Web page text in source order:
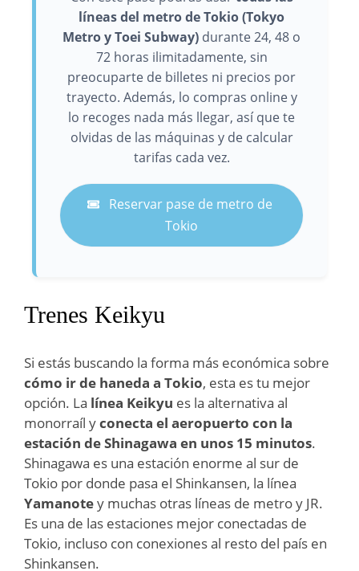
líneas del metro de Tokio (Tokyo
Metro y Toei Subway) durante 24, 48 o
72 horas ilimitadamente, sin
preocuparte de billetes ni precios por
trayecto. Además, lo compras online y
lo recoges nada más llegar, así que te
olvidas de las máquinas y de calcular
tarifas cada vez.
Reservar pase de metro de
Tokio
Trenes Keikyu
Si estás buscando la forma más económica sobre
cómo ir de haneda a Tokio, esta es tu mejor
opción. La línea Keikyu es la alternativa al
monorraíl yconecta el aeropuerto con la
estación de Shinagawa en unos 15 minutos.
Shinagawa es una estación enorme al sur de
Tokio por donde pasa el Shinkansen, la línea
Yamanotey muchas otras líneas de metro y JR.
Es una de las estaciones mejor conectadas de
Tokio, incluso con conexiones al resto del país en
Shinkansen.